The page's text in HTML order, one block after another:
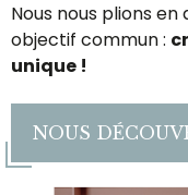
Nous nous plions
objectif commun :
unique !
NOUS